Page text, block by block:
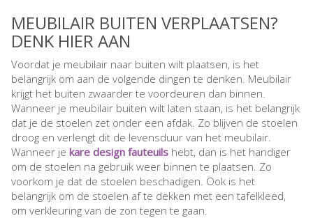
MEUBILAIR BUITEN VERPLAATSEN?
DENK HIER AAN
Voordat je meubilair naar buiten wilt plaatsen, is het
belangrijk om aan de volgende dingen te denken. Meubilair
krijgt het buiten zwaarder te voordeuren dan binnen.
Wanneer je meubilair buiten wilt laten staan, is het belangrijk
dat je de stoelen zet onder een afdak. Zo blijven de stoelen
droog en verlengt dit de levensduur van het meubilair.
Wanneer je kare design fauteuils hebt, dan is het handiger
om de stoelen na gebruik weer binnen te plaatsen. Zo
voorkom je dat de stoelen beschadigen. Ook is het
belangrijk om de stoelen af te dekken met een tafelkleed,
om verkleuring van de zon tegen te gaan.